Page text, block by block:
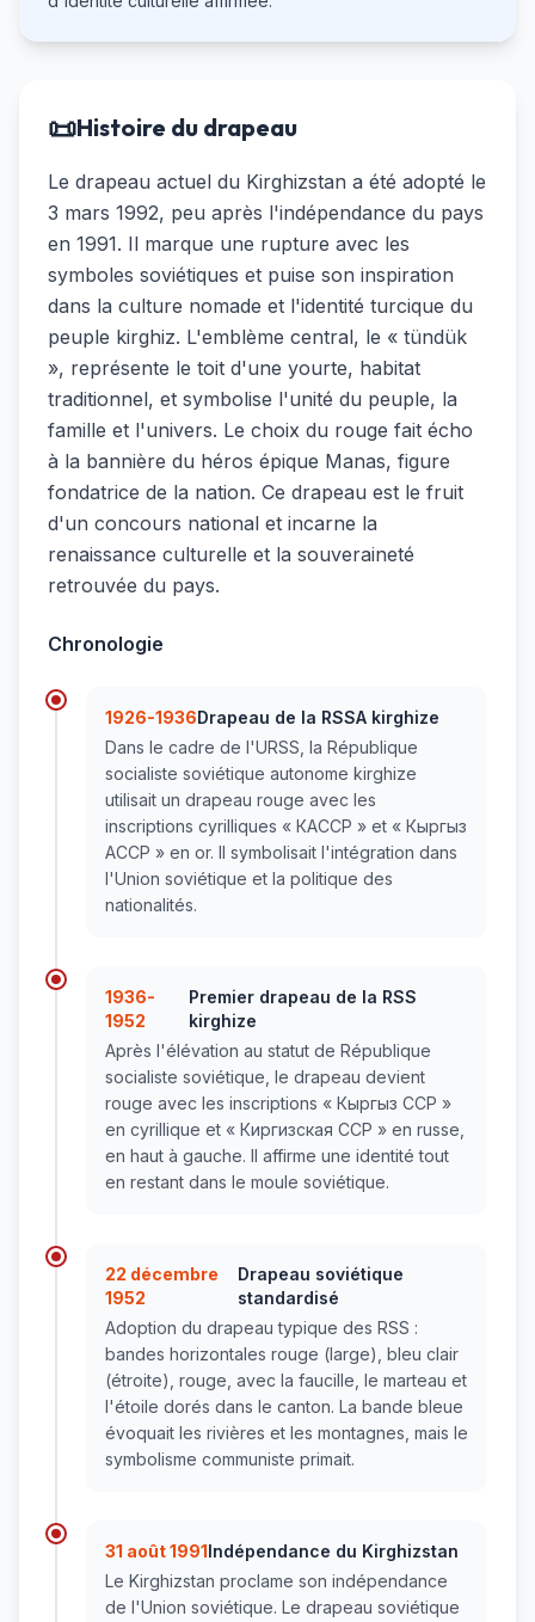
📜Histoire du drapeau
Le drapeau actuel du Kirghizstan a été adopté le
3 mars 1992, peu après l'indépendance du pays
en 1991. Il marque une rupture avec les
symboles soviétiques et puise son inspiration
dans la culture nomade et l'identité turcique du
peuple kirghiz. L'emblème central, le « tündük
», représente le toit d'une yourte, habitat
traditionnel, et symbolise l'unité du peuple, la
famille et l'univers. Le choix du rouge fait écho
à la bannière du héros épique Manas, figure
fondatrice de la nation. Ce drapeau est le fruit
d'un concours national et incarne la
renaissance culturelle et la souveraineté
retrouvée du pays.
Chronologie
1926-1936Drapeau de la RSSA kirghize
Dans le cadre de l'URSS, la République
socialiste soviétique autonome kirghize
utilisait un drapeau rouge avec les
inscriptions cyrilliques « КАССР » et « Кыргыз
АССР » en or. Il symbolisait l'intégration dans
l'Union soviétique et la politique des
nationalités.
1936-
1952
Premier drapeau de la RSS
kirghize
Après l'élévation au statut de République
socialiste soviétique, le drapeau devient
rouge avec les inscriptions « Кыргыз ССР »
en cyrillique et « Киргизская ССР » en russe,
en haut à gauche. Il affirme une identité tout
en restant dans le moule soviétique.
22 décembre
1952
Drapeau soviétique
standardisé
Adoption du drapeau typique des RSS :
bandes horizontales rouge (large), bleu clair
(étroite), rouge, avec la faucille, le marteau et
l'étoile dorés dans le canton. La bande bleue
évoquait les rivières et les montagnes, mais le
symbolisme communiste primait.
31 août 1991Indépendance du Kirghizstan
Le Kirghizstan proclame son indépendance
de l'Union soviétique. Le drapeau soviétique